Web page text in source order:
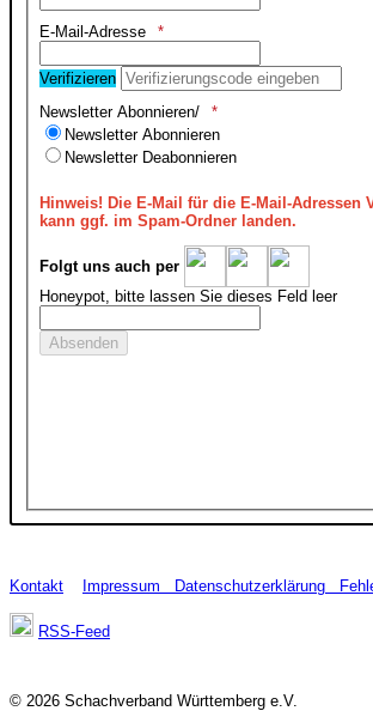
E-Mail-Adresse
Verifizieren
Newsletter Abonnieren/
Newsletter Abonnieren
Newsletter Deabonnieren
Hinweis! Die E-Mail für die E-Mail-Adressen
kann ggf. im Spam-Ordner landen.
Folgt uns auch per
Honeypot, bitte lassen Sie dieses Feld leer
Kontakt Impressum Datenschutzerklärung
RSS-Feed
© 2026 Schachverband Württemberg e.V.